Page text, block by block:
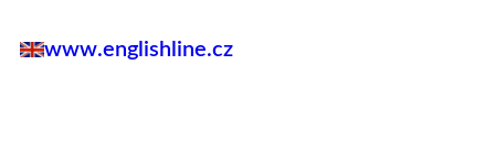
www.englishline.cz